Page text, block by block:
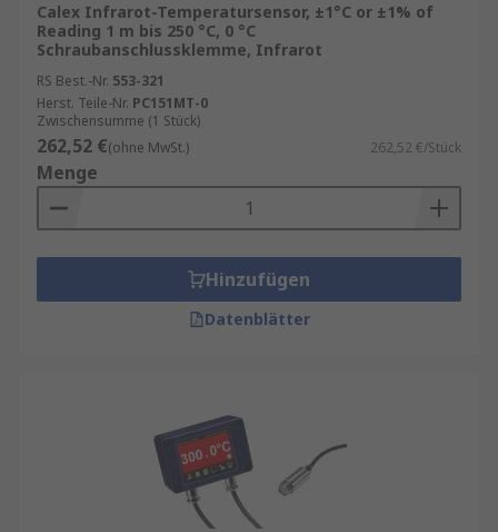
Calex Infrarot-Temperatursensor, ±1°C or ±1% of
Reading 1 m bis 250 °C, 0 °C
Schraubanschlussklemme, Infrarot
RS Best.-Nr. 553-321
Herst. Teile-Nr. PC151MT-0
Zwischensumme (1 Stück)
262,52 €(ohne MwSt.) 262,52 €/Stück
Menge
Hinzufügen
Datenblätter